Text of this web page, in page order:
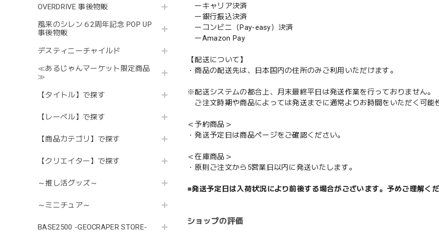
OVERDRIVE 事後物販
風来のシレン６2周年記念 POP UP
事後物販
デスティニーチャイルド
≪あるじゃんマーケット限定商品
≫
【タイトル】で探す
【レーベル】で探す
【商品カテゴリ】で探す
【クリエイター】で探す
～推し活グッズ～
～ミニチュア～
BASE2500 -GEOCRAPER STORE-
ーキャリア決済
ー銀行振込決済
ーコンビニ（Pay-easy）決済
ーAmazon Pay
【配送について】
・商品の配送先は、日本国内の住所のみご利用いただけます。
※配送システムの都合上、月末最終平日は発送作業を行っておりません。
ご注文時期や商品によっては発送までに通常よりお時間をいただく可能
＜予約商品＞
・発送予定日は商品ページをご確認ください。
＜在庫商品＞
・原則ご注文から5営業日以内に発送いたします。
※発送予定日は入荷状況により前後する場合がございます。予めご理解く
ショップの評価